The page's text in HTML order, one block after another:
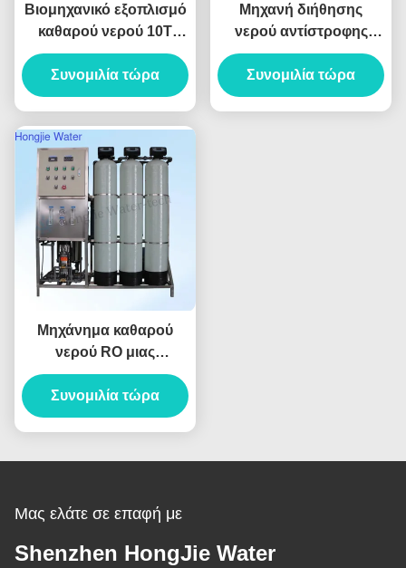
Βιομηχανικό εξοπλισμό
καθαρού νερού 10T
20T/H με σύστημα
αντίστροφης όσμωσης
με μεμβράνη Dow
Συνομιλία τώρα
Μηχανή διήθησης
νερού αντίστροφης
όσμωσης 2 σταδίων
500L/ώρα RO Σύστημα
πόσιμου νερού 380V
Συνομιλία τώρα
Μηχάνημα καθαρού
νερού RO μιας
βαθμίδας 24T/Ημέρα
Επαγγελματικά
Συστήματα Καθαρισμού
Συνομιλία τώρα
Μας ελάτε σε επαφή με
Shenzhen HongJie Water